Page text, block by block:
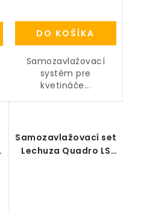
DO KOŠÍKA
Samozavlažovací
systém pre
kvetináče...
Samozavlažovací set
Lechuza Quadro LS